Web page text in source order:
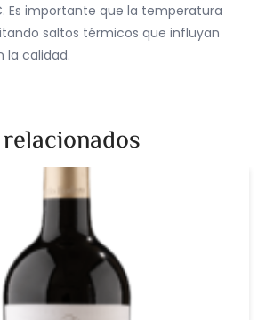
Es importante que la temperatura
saltos térmicos que influyan
la calidad.